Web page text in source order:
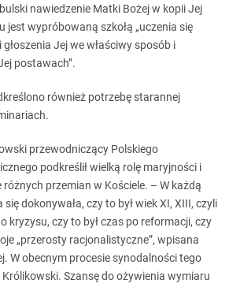
nawiedzenie Matki Bożej w kopii Jej
jest wypróbowaną szkołą „uczenia się
Jej we właściwy sposób i
postawach”.
również potrzebę starannej
przewodniczący Polskiego
podkreślił wielką rolę maryjności i
przemian w Kościele. – W każdą
dokonywała, czy to był wiek XI, XIII, czyli
kryzysu, czy to był czas po reformacji, czy
„przerosty racjonalistyczne”, wpisana
W obecnym procesie synodalności tego
Królikowski. Szansę do ożywienia wymiaru